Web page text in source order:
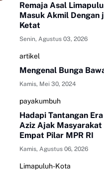
Remaja Asal
Masuk Akmil Dengan
Ketat
Senin, Agustus 03, 2026
artikel
Mengenal Bunga
Kamis, Mei 30, 2024
payakumbuh
Hadapi Tantangan
Aziz Ajak
Empat Pilar MPR RI
Kamis, Agustus 06, 2026
Limapuluh-Kota